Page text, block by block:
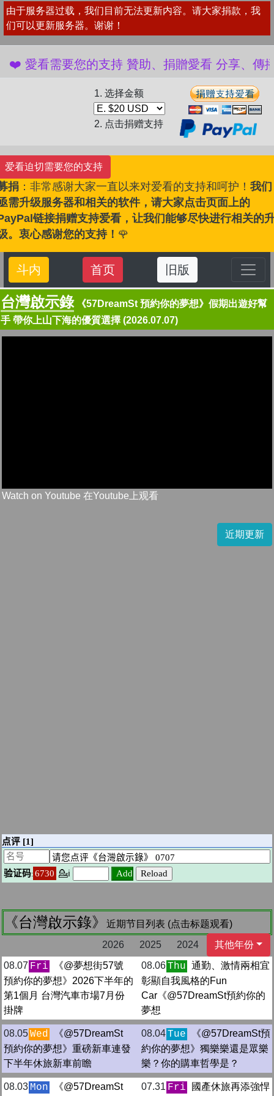
由于服务器过载，我们目前无法更新内容。请大家捐款，我
们可以更新服务器。谢谢！
看需要您的支持 贊助、捐贈愛看 分享、傳播愛
1. 选择金额
2. 点击捐赠支持
爱看迫切需要您的支持
捐 ：非常感谢大家一直以来对爱看的支持和呵护！ 我们
需升级服务器和相关的软件，请大家点击页面上的
链接捐赠支持爱看，让我们能够尽快进行相关的
。衷心感谢您的支持！ 🌹
斗内 首页 旧版
台灣啟示錄
《57DreamSt 預約你的夢想》假期出遊好幫
手 帶你上山下海的優質選擇 (2026.07.07)
Watch on Youtube 在Youtube上观看
近期更新
《台灣啟示錄》
近期节目列表 (点击标题观看)
2026
2025 2024
其他年份
08.07 Fri
《@夢想街57號
預約你的夢想》2026下半年的
第1個月 台灣汽車市場7月份
掛牌
08.06Thu 通勤、激情兩相宜
彰顯自我風格的Fun
Car《@57DreamSt預約你的
夢想
08.05Wed
《@57DreamSt
預約你的夢想》重磅新車連發
下半年休旅新車前瞻
08.04Tue
《@57DreamSt預
約你的夢想》獨樂樂還是眾樂
樂？你的購車哲學是？
08.03 Mon 《@57DreamSt 07.31 Fri 國產休旅再添強悍